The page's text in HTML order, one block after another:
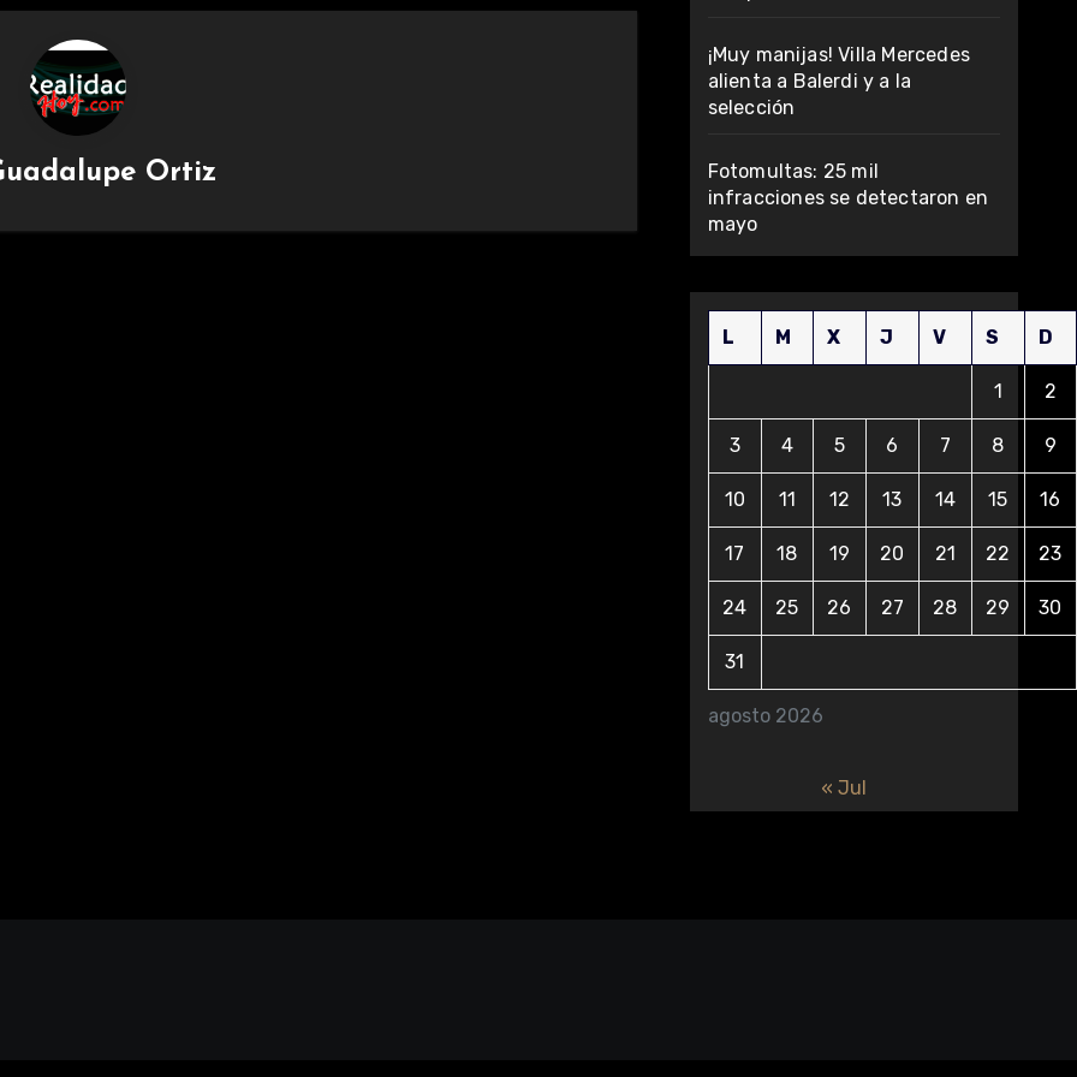
Ortiz
¡Muy manijas! Villa Mercedes
alienta a Balerdi y a la
selección
Fotomultas: 25 mil
infracciones se detectaron en
mayo
agosto 2026
L M X J V S D
1 2
3 4 5 6 7 8 9
10 11 12 13 14 15 16
17 18 19 20 21 22 23
24 25 26 27 28 29 30
31
« Jul